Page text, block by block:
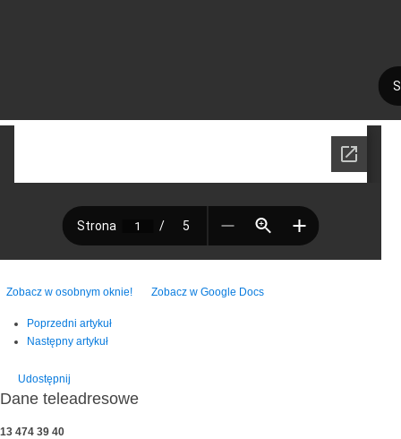
Zobacz w osobnym oknie! Zobacz w Google Docs
Poprzedni artykuł
Następny artykuł
Udostępnij
Dane teleadresowe
13 474 39 40